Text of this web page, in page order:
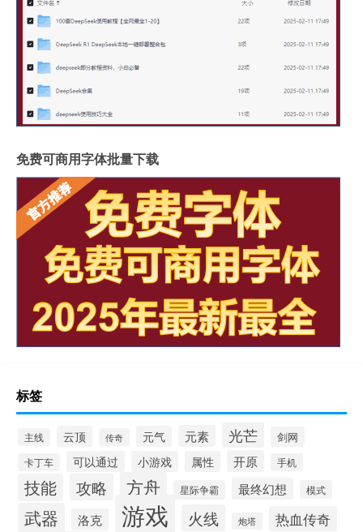
免费可商用字体批量下载
标签
主线 云顶 传奇 元气 元素 光芒 剑网
卡丁车 可以通过 小游戏 属性 开原 手机
技能 攻略 方舟 星际争霸 最终幻想 模式
武器 洛克 游戏 火线 炮塔 热血传奇